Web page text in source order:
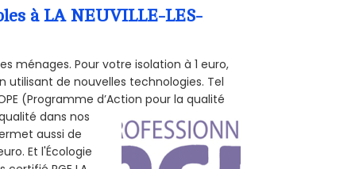
à LA NEUVILLE-LES-
ménages. Pour votre isolation à 1 euro,
utilisant de nouvelles technologies. Tel
(Programme d’Action pour la qualité
dans nos
aussi de
Et l'Écologie